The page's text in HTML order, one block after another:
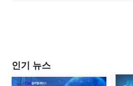
인기 뉴스